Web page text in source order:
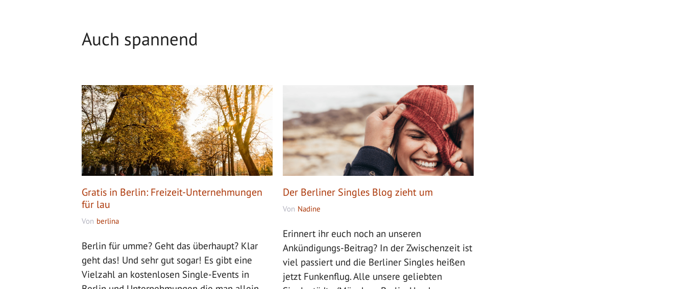
Auch spannend
Gratis in Berlin: Freizeit-Unternehmungen
für lau
Von berlina
Berlin für umme? Geht das überhaupt? Klar
geht das! Und sehr gut sogar! Es gibt eine
Vielzahl an kostenlosen Single-Events in
Der Berliner Singles Blog zieht um
Von Nadine
Erinnert ihr euch noch an unseren
Ankündigungs-Beitrag? In der Zwischenzeit ist
viel passiert und die Berliner Singles heißen
jetzt Funkenflug. Alle unsere geliebten